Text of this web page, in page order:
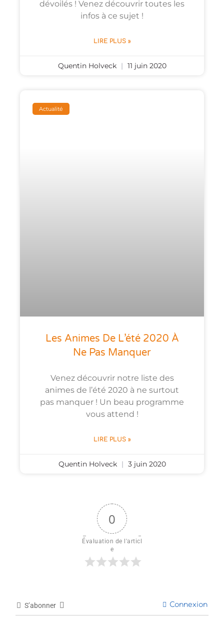
dévoilés ! Venez découvrir toutes les
infos à ce sujet !
LIRE PLUS »
Quentin Holveck 11 juin 2020
Actualité
Les Animes De L’été 2020 À
Ne Pas Manquer
Venez découvrir notre liste des
animes de l’été 2020 à ne surtout
pas manquer ! Un beau programme
vous attend !
LIRE PLUS »
Quentin Holveck 3 juin 2020
0
Évaluation de l'articl
e
S’abonner Connexion